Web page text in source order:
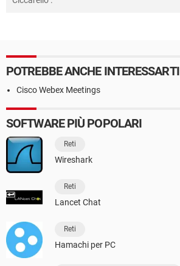
POTREBBE ANCHE INTERESSARTI
Cisco Webex Meetings
SOFTWARE PIÙ POPOLARI
Reti
Wireshark
Reti
Lancet Chat
Reti
Hamachi per PC